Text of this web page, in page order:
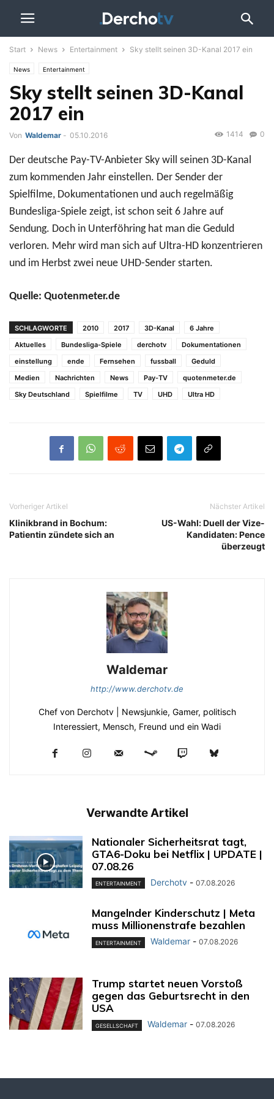
Start News Entertainment Sky stellt seinen 3D-Kanal 2017 ein
News Entertainment
Sky stellt seinen 3D-Kanal
2017 ein
Von Waldemar - 05.10.2016 0
1414
Der deutsche Pay-TV-Anbieter Sky will seinen 3D-Kanal
zum kommenden Jahr einstellen. Der Sender der
Spielfilme, Dokumentationen und auch regelmäßig
Bundesliga-Spiele zeigt, ist schon seit 6 Jahre auf
Sendung. Doch in Unterföhring hat man die Geduld
verloren. Mehr wird man sich auf Ultra-HD konzentrieren
und im Herbst zwei neue UHD-Sender starten.
Quelle: Quotenmeter.de
SCHLAGWORTE 2010 2017 3D-Kanal
6 Jahre
Aktuelles
Bundesliga-Spiele derchotv
Dokumentationen
einstellung
ende Fernsehen fussball
Geduld
Medien
Nachrichten News Pay-TV
quotenmeter.de
Sky Deutschland
Spielfilme TV UHD Ultra HD
Vorheriger Artikel
Klinikbrand in Bochum:
Patientin zündete sich an
Nächster Artikel
US-Wahl: Duell der Vize-
Kandidaten: Pence
überzeugt
Waldemar
http://www.derchotv.de
Chef von Derchotv | Newsjunkie, Gamer, politisch
Interessiert, Mensch, Freund und ein Wadi
Verwandte Artikel
Nationaler Sicherheitsrat tagt,
GTA6-Doku bei Netflix | UPDATE |
07.08.26
ENTERTAINMENT Derchotv - 07.08.2026
Mangelnder Kinderschutz | Meta
muss Millionenstrafe bezahlen
ENTERTAINMENT Waldemar - 07.08.2026
Trump startet neuen Vorstoß
gegen das Geburtsrecht in den
USA
GESELLSCHAFT Waldemar - 07.08.2026